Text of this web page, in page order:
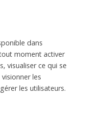
dans
moment activer
visualiser ce qui se
les
les utilisateurs.